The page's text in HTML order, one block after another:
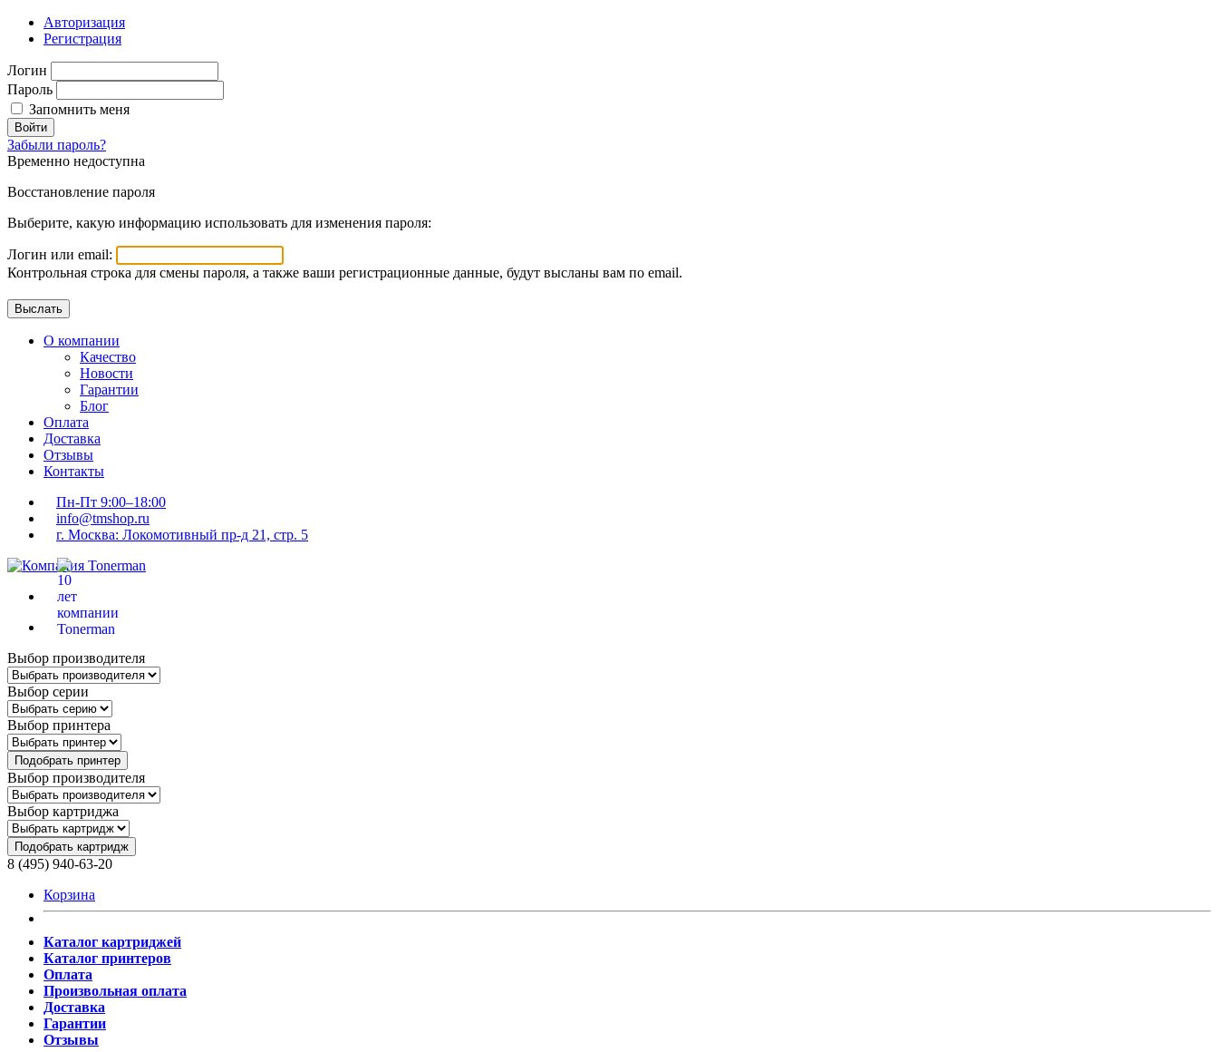
Авторизация
Регистрация
Логин
Пароль
Запомнить меня
Войти
Забыли пароль?
Временно недоступна
Восстановление пароля
Выберите, какую информацию использовать для изменения пароля:
Логин или email:
Контрольная строка для смены пароля, а также ваши регистрационные данные, будут высланы вам по email.
О компании
Качество
Новости
Гарантии
Блог
Оплата
Доставка
Отзывы
Контакты
Пн-Пт 9:00–18:00
info@tmshop.ru
г. Москва: Локомотивный пр-д 21, стр. 5
Выбор производителя
Выбор серии
Выбор принтера
Подобрать принтер
Выбор производителя
Выбор картриджа
Подобрать картридж
8 (495) 940-63-20
Корзина
Каталог картриджей
Каталог принтеров
Оплата
Произвольная оплата
Доставка
Гарантии
Отзывы